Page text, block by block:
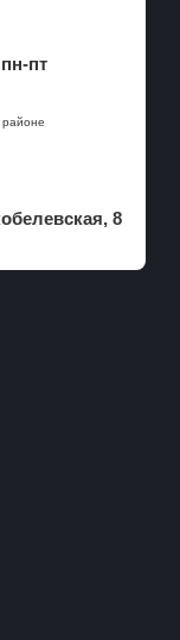
пт
районе
8